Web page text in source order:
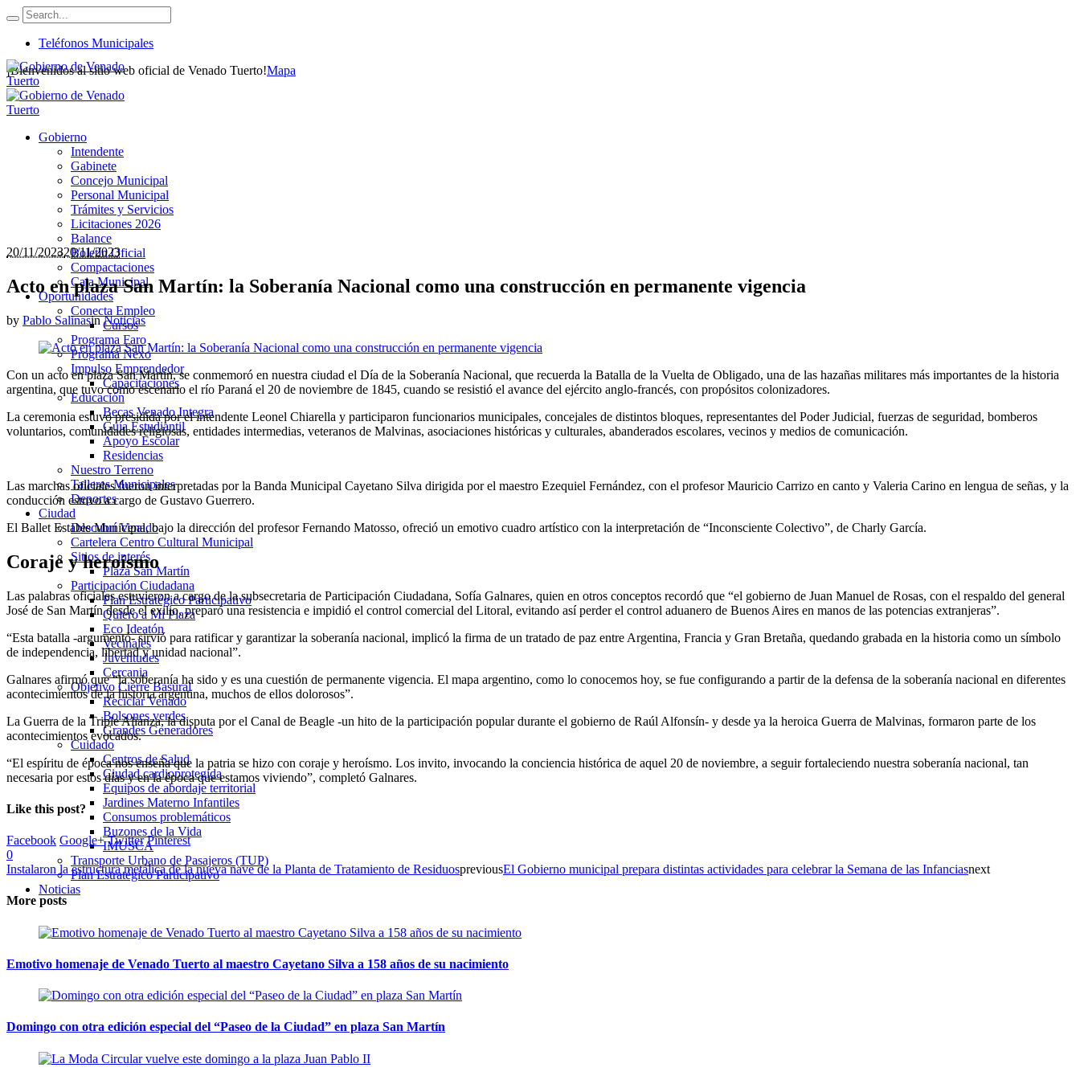
Teléfonos Municipales
¡Bienvenidos al sitio web oficial de Venado Tuerto!Mapa
Gobierno
Intendente
Gabinete
Concejo Municipal
Personal Municipal
Trámites y Servicios
Licitaciones 2026
Balance
Boletín Oficial
Compactaciones
Caja Municipal
Oportunidades
Conecta Empleo
Cursos
Programa Faro
Programa Nexo
Impulso Emprendedor
Capacitaciones
Educación
Becas Venado Integra
Guía Estudiantil
Apoyo Escolar
Residencias
Nuestro Terreno
Talleres Municipales
Deportes
Ciudad
Descubrí Venado
Cartelera Centro Cultural Municipal
Sitios de interés
Plaza San Martín
Participación Ciudadana
Plan Estratégico Participativo
Quiero a Mi Plaza
Eco Ideatón
Vecinales
Juventudes
Cercania
Objetivo Cierre Basural
Reciclar Venado
Bolsones verdes
Grandes Generadores
Cuidado
Centros de Salud
Ciudad cardioprotegida
Equipos de abordaje territorial
Jardines Materno Infantiles
Consumos problemáticos
Buzones de la Vida
IMUSCA
Transporte Urbano de Pasajeros (TUP)
Plan Estratégico Participativo
Noticias
20/11/202320/11/2023
Acto en plaza San Martín: la Soberanía Nacional como una construcción en permanente vigencia
by Pablo SalinasinNoticias
Con un acto en plaza San Martín, se conmemoró en nuestra ciudad el Día de la Soberanía Nacional, que recuerda la Batalla de la Vuelta de Obligado, una de las hazañas militares más importantes de la historia
argentina, que tuvo como escenario el río Paraná el 20 de noviembre de 1845, cuando se resistió el avance del ejército anglo-francés, con propósitos colonizadores.
La ceremonia estuvo presidida por el intendente Leonel Chiarella y participaron funcionarios municipales, concejales de distintos bloques, representantes del Poder Judicial, fuerzas de seguridad, bomberos
voluntarios, comunidades religiosas, entidades intermedias, veteranos de Malvinas, asociaciones históricas y culturales, abanderados escolares, vecinos y medios de comunicación.
Las marchas oficiales fueron interpretadas por la Banda Municipal Cayetano Silva dirigida por el maestro Ezequiel Fernández, con el profesor Mauricio Carrizo en canto y Valeria Carino en lengua de señas, y la
conducción estuvo a cargo de Gustavo Guerrero.
El Ballet Estable Municipal, bajo la dirección del profesor Fernando Matosso, ofreció un emotivo cuadro artístico con la interpretación de “Inconsciente Colectivo”, de Charly García.
Coraje y heroísmo
Las palabras oficiales estuvieron a cargo de la subsecretaria de Participación Ciudadana, Sofía Galnares, quien en otros conceptos recordó que “el gobierno de Juan Manuel de Rosas, con el respaldo del general
José de San Martín desde el exilio, preparó una resistencia e impidió el control comercial del Litoral, evitando así perder el control aduanero de Buenos Aires en manos de las potencias extranjeras”.
“Esta batalla -argumentó- sirvió para ratificar y garantizar la soberanía nacional, implicó la firma de un tratado de paz entre Argentina, Francia y Gran Bretaña, quedando grabada en la historia como un símbolo
de independencia, libertad y unidad nacional”.
Galnares afirmó que “la soberanía ha sido y es una cuestión de permanente vigencia. El mapa argentino, como lo conocemos hoy, se fue configurando a partir de la defensa de la soberanía nacional en diferentes
acontecimientos de la historia argentina, muchos de ellos dolorosos”.
La Guerra de la Triple Alianza, la disputa por el Canal de Beagle -un hito de la participación popular durante el gobierno de Raúl Alfonsín- y desde ya la heroica Guerra de Malvinas, formaron parte de los
acontecimientos evocados.
“El espíritu de época nos enseña que la patria se hizo con coraje y heroísmo. Los invito, invocando la conciencia histórica de aquel 20 de noviembre, a seguir fortaleciendo nuestra soberanía nacional, tan
necesaria por estos días y en la época que estamos viviendo”, completó Galnares.
Like this post?
Facebook Google+ Twitter Pinterest
0
Instalaron la estructura metálica de la nueva nave de la Planta de Tratamiento de ResiduospreviousEl Gobierno municipal prepara distintas actividades para celebrar la Semana de las Infanciasnext
More posts
Emotivo homenaje de Venado Tuerto al maestro Cayetano Silva a 158 años de su nacimiento
Domingo con otra edición especial del “Paseo de la Ciudad” en plaza San Martín